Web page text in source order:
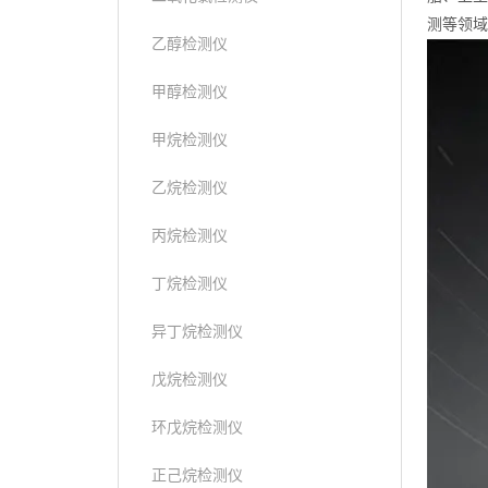
乙醇检测仪
甲醇检测仪
甲烷检测仪
乙烷检测仪
丙烷检测仪
丁烷检测仪
异丁烷检测仪
戊烷检测仪
环戊烷检测仪
正己烷检测仪
测等领